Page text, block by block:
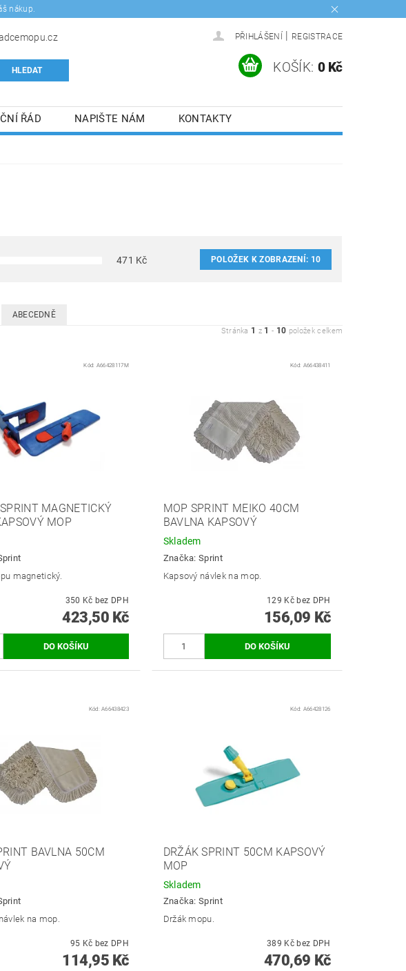
nákup.
PŘIHLÁŠENÍ REGISTRACE
KOŠÍK: 0 Kč
ŘÁD NAPIŠTE NÁM
KONTAKTY
471 Kč POLOŽEK K ZOBRAZENÍ: 10
ABECEDNĚ
Stránka 1 z 1 - 10 položek celkem
Kód: A66428117M
MAGNETICKÝ
MOP
magnetický.
350 Kč bez DPH
423,50 Kč
Kód: A66438411
MOP SPRINT MEIKO 40CM
BAVLNA KAPSOVÝ
Skladem
Značka:Sprint
Kapsový návlek na mop.
129 Kč bez DPH
156,09 Kč
Kód:A66438423
BAVLNA 50CM
na mop.
95 Kč bez DPH
114,95 Kč
Kód: A66428126
DRŽÁK SPRINT 50CM KAPSOVÝ
MOP
Skladem
Značka:Sprint
Držák mopu.
389 Kč bez DPH
470,69 Kč